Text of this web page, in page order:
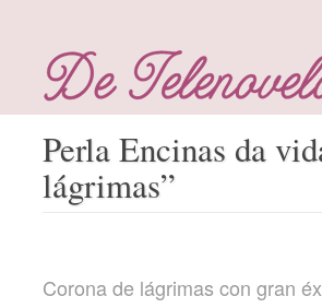
Perla Encinas da
lágrimas”
Corona de lágrimas con gran